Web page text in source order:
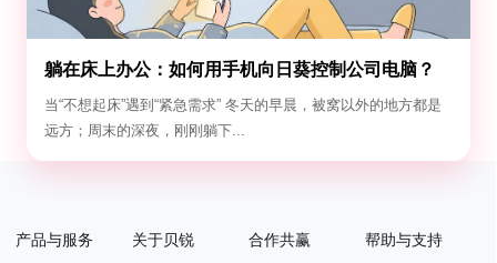
躺在床上办公：如何用手机向日葵控制公司电脑？
2026 最新“懒人”远程指南
当“不想起床”遇到“紧急需求” 冬天的早晨，被窝以外的地方都是
远方；周末的深夜，刚刚躺下...
产品与服务
关于贝锐
合作共赢
帮助与支持